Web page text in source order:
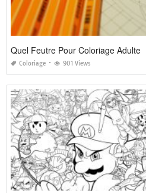
Quel Feutre Pour Coloriage Adulte
Coloriage 901 Views